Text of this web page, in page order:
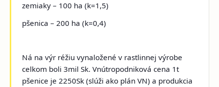
zemiaky – 100 ha (k=1,5)
pšenica – 200 ha (k=0,4)
Ná na výr réžiu vynaložené v rastlinnej výrobe
celkom boli 3mil Sk. Vnútropodniková cena 1t
pšenice je 2250Sk (slúži ako plán VN) a produkcia